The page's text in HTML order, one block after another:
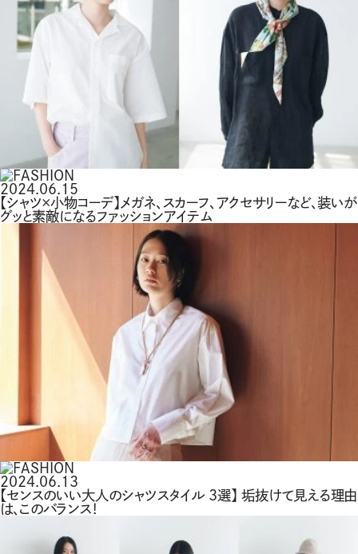
2024.06.15
【シャツ×小物コーデ】メガネ、スカーフ、アクセサリーなど、装いが
グッと素敵になるファッションアイテム
2024.06.13
【センスのいい大人のシャツスタイル 3選】 垢抜けて見える理由
は、このバランス！